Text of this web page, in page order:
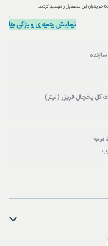
توصیه کردند.
نمایش همه ی ویژگی ها
کل‌‌ یخچال‌ فریزر (لیتر)
درب